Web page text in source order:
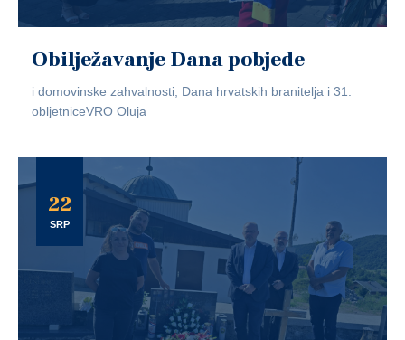
Obilježavanje Dana pobjede
i domovinske zahvalnosti, Dana hrvatskih branitelja i 31.
obljetniceVRO Oluja
22
SRP